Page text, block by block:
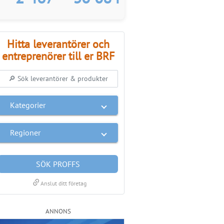
Hitta leverantörer och
entreprenörer till er BRF
Kategorier
Regioner
SÖK PROFFS
linkAnslut ditt företag
ANNONS